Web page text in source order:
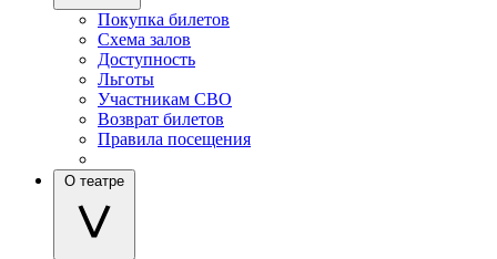
Покупка билетов
Схема залов
Доступность
Льготы
Участникам СВО
Возврат билетов
Правила посещения
О театре